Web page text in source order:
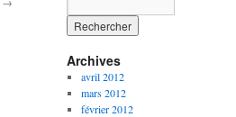
Archives
avril 2012
mars 2012
février 2012